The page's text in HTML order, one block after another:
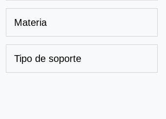
Materia
Tipo de soporte